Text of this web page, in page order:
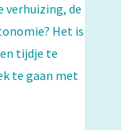
verhuizing, de
Het is
tijdje te
te gaan met